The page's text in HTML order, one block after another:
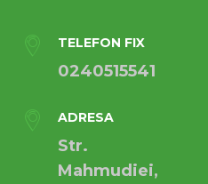
TELEFON FIX
0240515541
ADRESA
Str.
Mahmudiei,